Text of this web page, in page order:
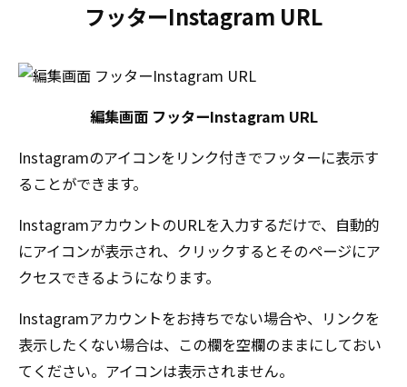
フッターInstagram URL
編集画面 フッターInstagram URL
Instagramのアイコンをリンク付きでフッターに表示す
ることができます。
InstagramアカウントのURLを入力するだけで、自動的
にアイコンが表示され、クリックするとそのページにア
クセスできるようになります。
Instagramアカウントをお持ちでない場合や、リンクを
表示したくない場合は、この欄を空欄のままにしておい
てください。アイコンは表示されません。